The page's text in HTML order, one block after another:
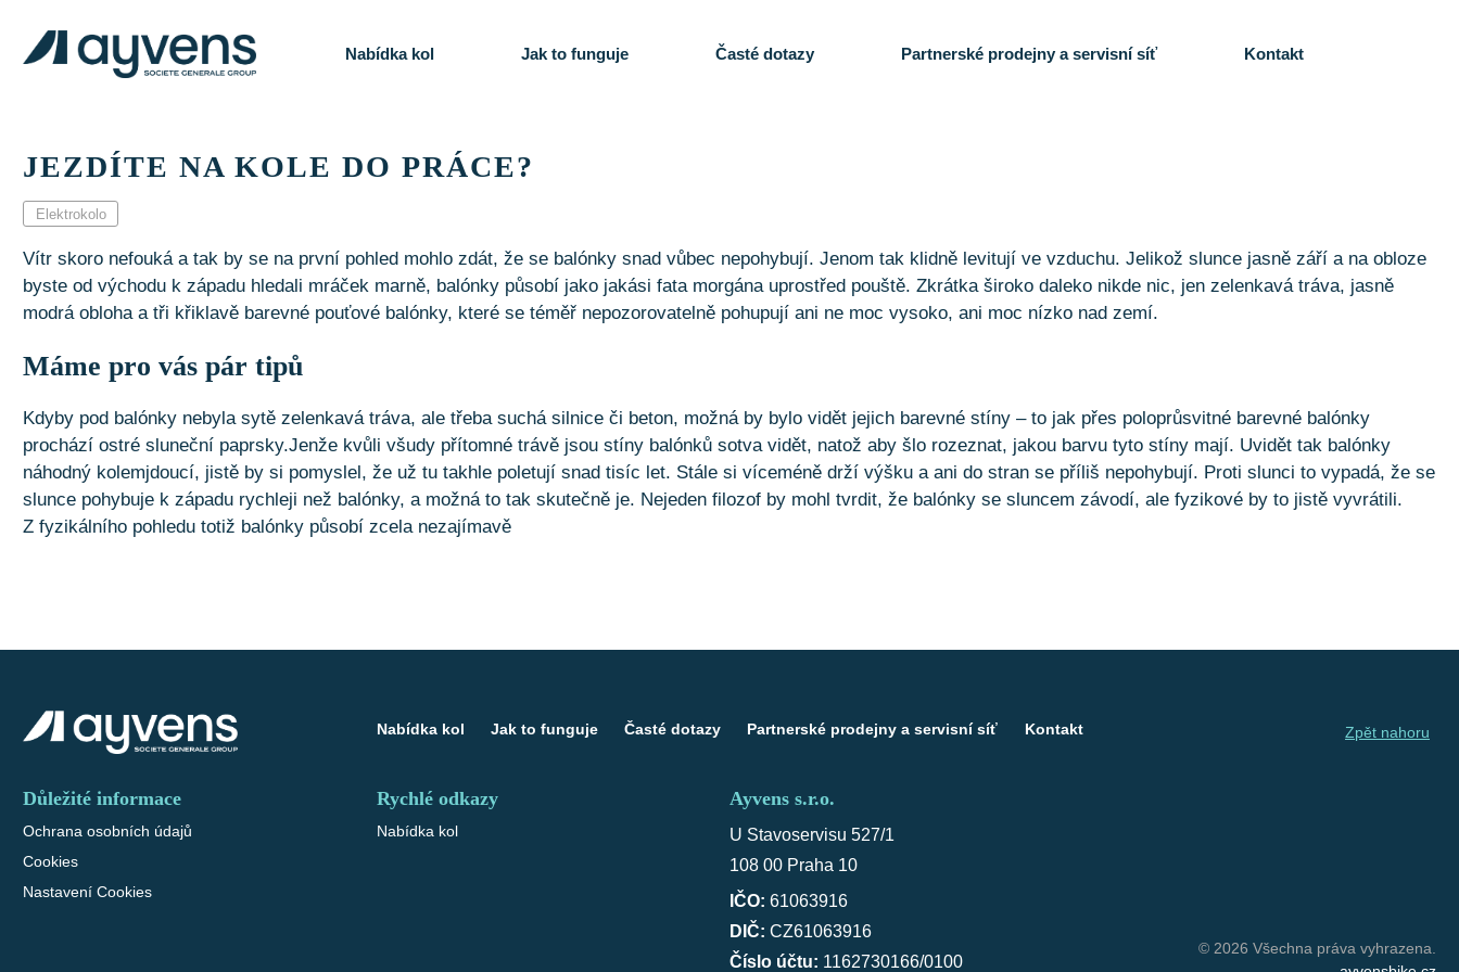
Nabídka kol Jak to funguje Časté dotazy Partnerské prodejny a servisní síť Kontakt
JEZDÍTE NA KOLE DO PRÁCE?
Elektrokolo
Vítr skoro nefouká a tak by se na první pohled mohlo zdát, že se balónky snad vůbec nepohybují. Jenom tak klidně levitují ve vzduchu. Jelikož slunce jasně září a na obloze
byste od východu k západu hledali mráček marně, balónky působí jako jakási fata morgána uprostřed pouště. Zkrátka široko daleko nikde nic, jen zelenkavá tráva, jasně
modrá obloha a tři křiklavě barevné pouťové balónky, které se téměř nepozorovatelně pohupují ani ne moc vysoko, ani moc nízko nad zemí.
Máme pro vás pár tipů
Kdyby pod balónky nebyla sytě zelenkavá tráva, ale třeba suchá silnice či beton, možná by bylo vidět jejich barevné stíny – to jak přes poloprůsvitné barevné balónky
prochází ostré sluneční paprsky.Jenže kvůli všudy přítomné trávě jsou stíny balónků sotva vidět, natož aby šlo rozeznat, jakou barvu tyto stíny mají. Uvidět tak balónky
náhodný kolemjdoucí, jistě by si pomyslel, že už tu takhle poletují snad tisíc let. Stále si víceméně drží výšku a ani do stran se příliš nepohybují. Proti slunci to vypadá, že se
slunce pohybuje k západu rychleji než balónky, a možná to tak skutečně je. Nejeden filozof by mohl tvrdit, že balónky se sluncem závodí, ale fyzikové by to jistě vyvrátili.
Z fyzikálního pohledu totiž balónky působí zcela nezajímavě
Nabídka kol Jak to funguje Časté dotazy Partnerské prodejny a servisní síť Kontakt Zpět nahoru
Důležité informace
Ochrana osobních údajů
Cookies
Nastavení Cookies
Rychlé odkazy
Nabídka kol
Ayvens s.r.o.
U Stavoservisu 527/1
108 00 Praha 10
IČO: 61063916
DIČ: CZ61063916
Číslo účtu: 1162730166/0100
© 2026 Všechna práva vyhrazena.